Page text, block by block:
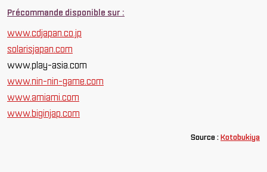
Précommande disponible sur :
www.cdjapan.co.jp
solarisjapan.com
www.play-asia.com
www.nin-nin-game.com
www.amiami.com
www.biginjap.com
Source :Kotobukiya